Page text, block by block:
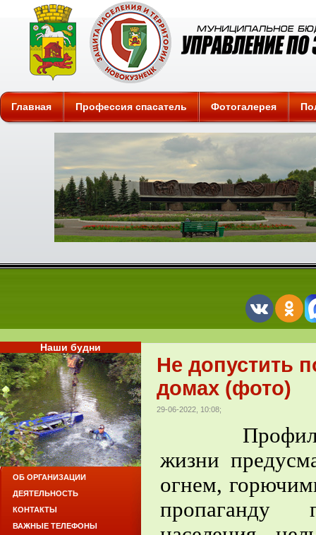
Защита
Главная Профессия спасатель Фотогалерея
Не допустить
домах (фото)
29-06-2022, 10:08;
жизни
огнем,
пропаганду
Наши будни
ОБ ОРГАНИЗАЦИИ
ДЕЯТЕЛЬНОСТЬ
КОНТАКТЫ
ВАЖНЫЕ ТЕЛЕФОНЫ